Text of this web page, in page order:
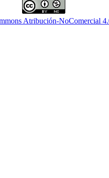
Atribución-NoComercial